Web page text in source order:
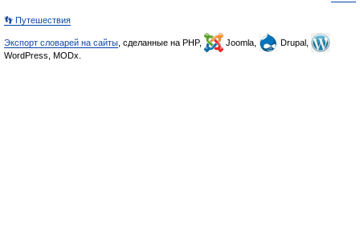
👣 Путешествия
Экспорт словарей на сайты , сделанные на PHP, Joomla,
Drupal,
WordPress, MODx.